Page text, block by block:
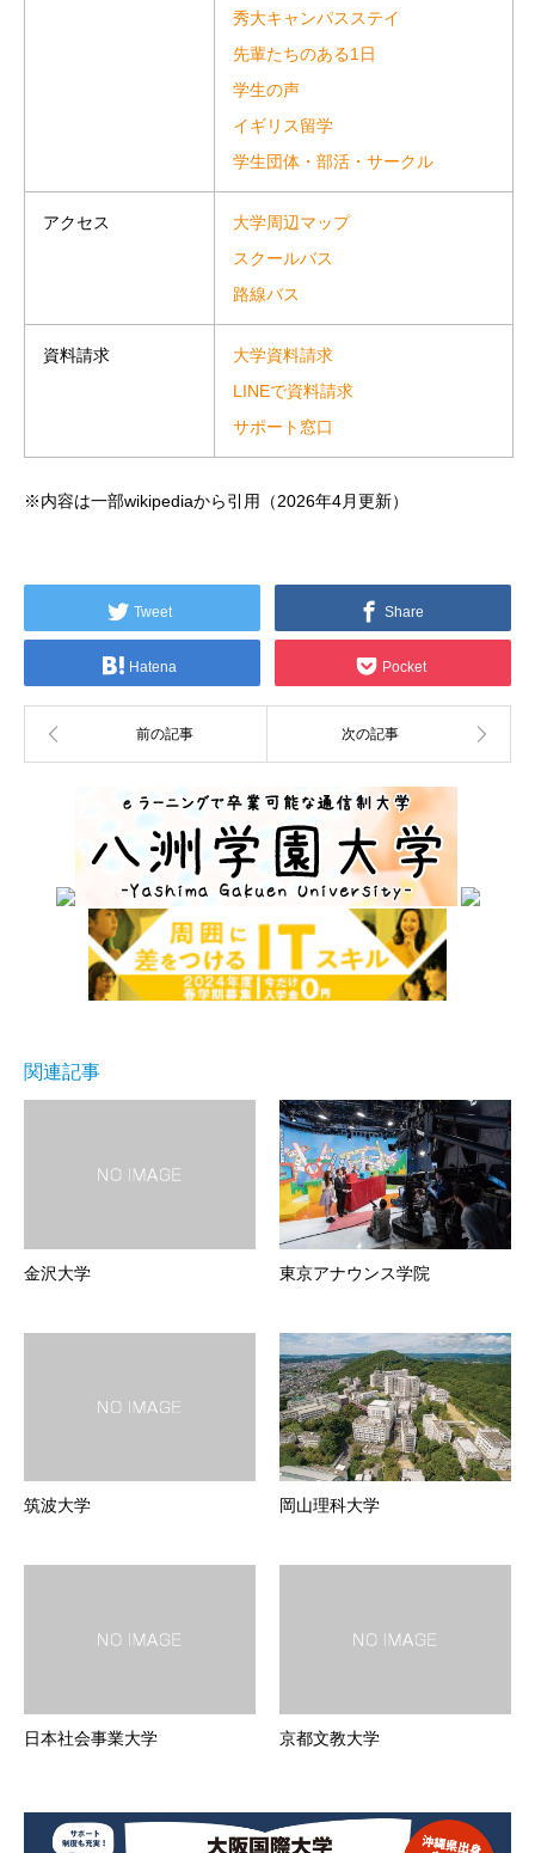
秀大キャンパスステイ
先輩たちのある1日
学生の声
イギリス留学
学生団体・部活・サークル
アクセス
大学周辺マップ
スクールバス
路線バス
資料請求
大学資料請求
LINEで資料請求
サポート窓口
※内容は一部wikipediaから引用（2026年4月更新）
Tweet Share
Hatena Pocket
関連記事
金沢大学 東京アナウンス学院
筑波大学 岡山理科大学
日本社会事業大学 京都文教大学